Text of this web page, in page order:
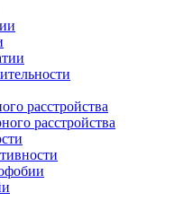
расстройства
расстройства